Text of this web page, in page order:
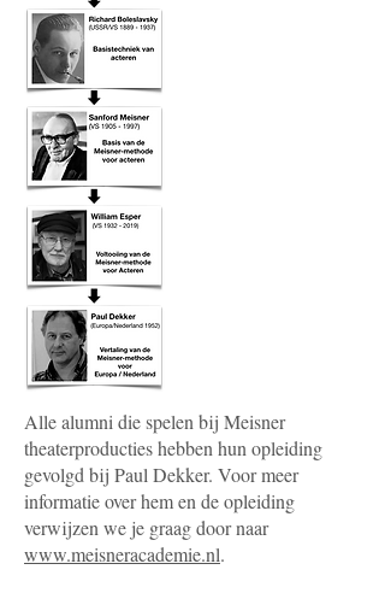
Alle alumni die spelen bij Meisner
theaterproducties hebben hun opleiding
gevolgd bij Paul Dekker. Voor meer
informatie over hem en de opleiding
verwijzen we je graag door naar
www.meisneracademie.nl.